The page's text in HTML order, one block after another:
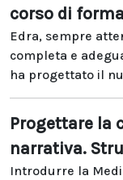
corso di
Edra, sempre
completa e
ha progettato il
Progettare la
narrativa.
Introdurre la